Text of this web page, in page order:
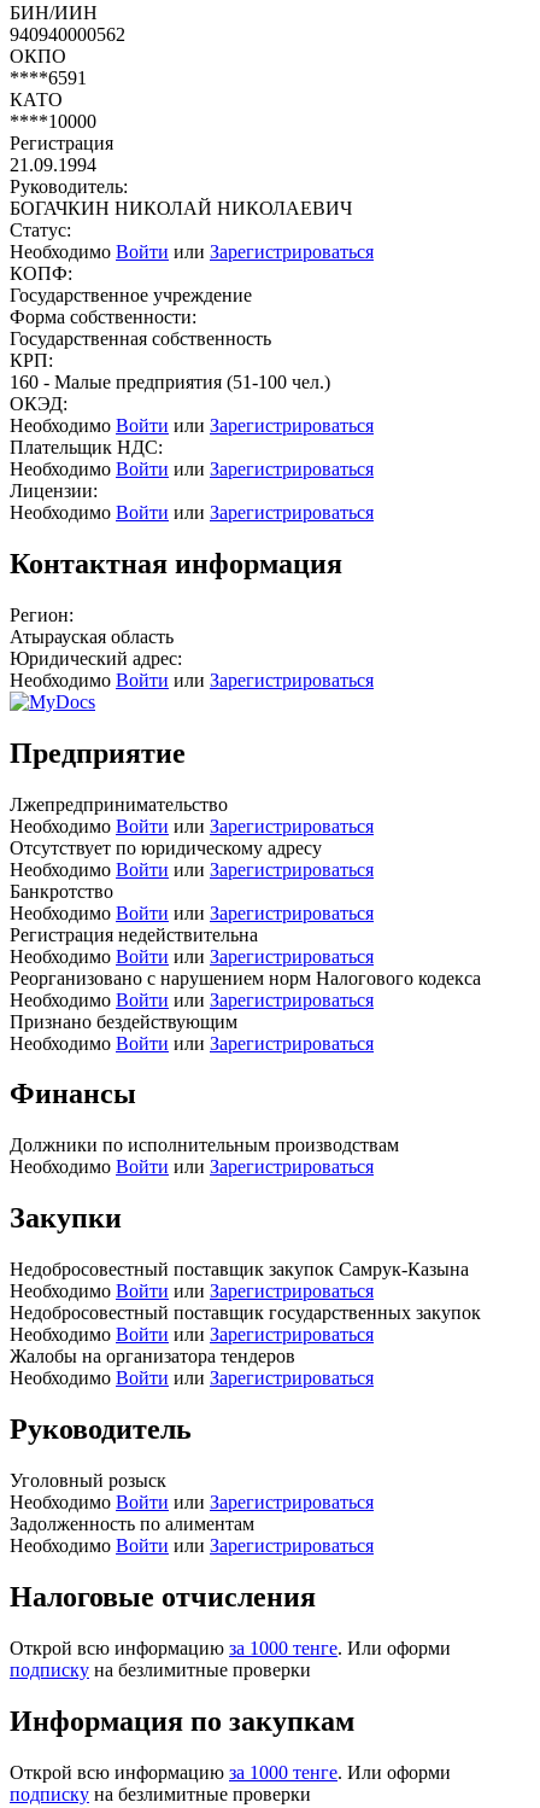
БИН/ИИН
940940000562
ОКПО
****6591
КАТО
****10000
Регистрация
21.09.1994
Руководитель:
БОГАЧКИН НИКОЛАЙ НИКОЛАЕВИЧ
Статус:
Необходимо Войти или Зарегистрироваться
КОПФ:
Государственное учреждение
Форма собственности:
Государственная собственность
КРП:
160 - Малые предприятия (51-100 чел.)
ОКЭД:
Необходимо Войти или Зарегистрироваться
Плательщик НДС:
Необходимо Войти или Зарегистрироваться
Лицензии:
Необходимо Войти или Зарегистрироваться
Контактная информация
Регион:
Атырауская область
Юридический адрес:
Необходимо Войти или Зарегистрироваться
Предприятие
Лжепредпринимательство
Необходимо Войти или Зарегистрироваться
Отсутствует по юридическому адресу
Необходимо Войти или Зарегистрироваться
Банкротство
Необходимо Войти или Зарегистрироваться
Регистрация недействительна
Необходимо Войти или Зарегистрироваться
Реорганизовано с нарушением норм Налогового кодекса
Необходимо Войти или Зарегистрироваться
Признано бездействующим
Необходимо Войти или Зарегистрироваться
Финансы
Должники по исполнительным производствам
Необходимо Войти или Зарегистрироваться
Закупки
Недобросовестный поставщик закупок Самрук-Казына
Необходимо Войти или Зарегистрироваться
Недобросовестный поставщик государственных закупок
Необходимо Войти или Зарегистрироваться
Жалобы на организатора тендеров
Необходимо Войти или Зарегистрироваться
Руководитель
Уголовный розыск
Необходимо Войти или Зарегистрироваться
Задолженность по алиментам
Необходимо Войти или Зарегистрироваться
Налоговые отчисления
Открой всю информацию за 1000 тенге. Или оформи
подписку на безлимитные проверки
Информация по закупкам
Открой всю информацию за 1000 тенге. Или оформи
подписку на безлимитные проверки